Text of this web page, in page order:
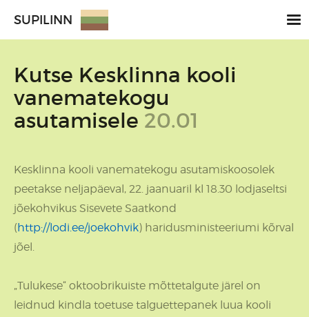
SUPILINN
Kutse Kesklinna kooli
vanematekogu
asutamisele 20.01
Kesklinna kooli vanematekogu asutamiskoosolek
peetakse neljapäeval, 22. jaanuaril kl 18.30 lodjaseltsi
jõekohvikus Sisevete Saatkond
(http://lodi.ee/joekohvik) haridusministeeriumi kõrval
jõel.
„Tulukese“ oktoobrikuiste mõttetalgute järel on
leidnud kindla toetuse talguettepanek luua kooli